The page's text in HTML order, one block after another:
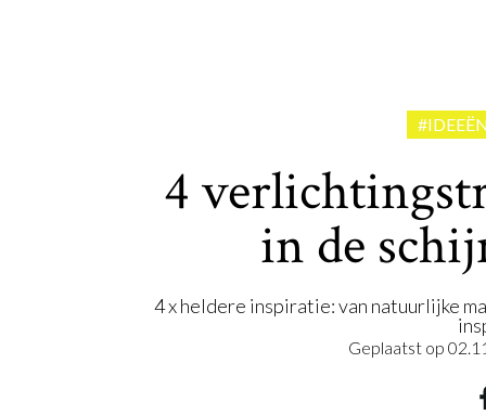
4
in de
4 x heldere inspiratie: van natuurlijke
Geplaatst op